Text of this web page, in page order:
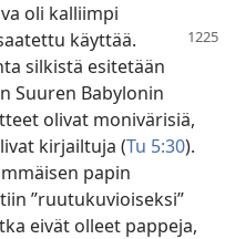
oli kalliimpi
käyttää.
silkistä esitetään
Suuren Babylonin
olivat monivärisiä,
kirjailtuja (Tu 5:30).
papin
”ruutukuvioiseksi”
eivät olleet pappeja,